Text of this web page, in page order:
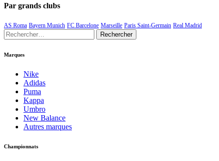
Par grands clubs
AS Roma Bayern Munich FC Barcelone Marseille Paris Saint-Germain Real Madrid
Rechercher :
Marques
Nike
Adidas
Puma
Kappa
Umbro
New Balance
Autres marques
Championnats